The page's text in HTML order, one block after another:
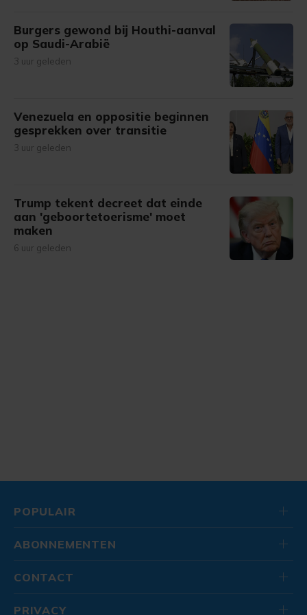
Burgers gewond bij Houthi-aanval
op Saudi-Arabië
3 uur geleden
Venezuela en oppositie beginnen
gesprekken over transitie
3 uur geleden
Trump tekent decreet dat einde
aan 'geboortetoerisme' moet
maken
6 uur geleden
POPULAIR
ABONNEMENTEN
CONTACT
PRIVACY